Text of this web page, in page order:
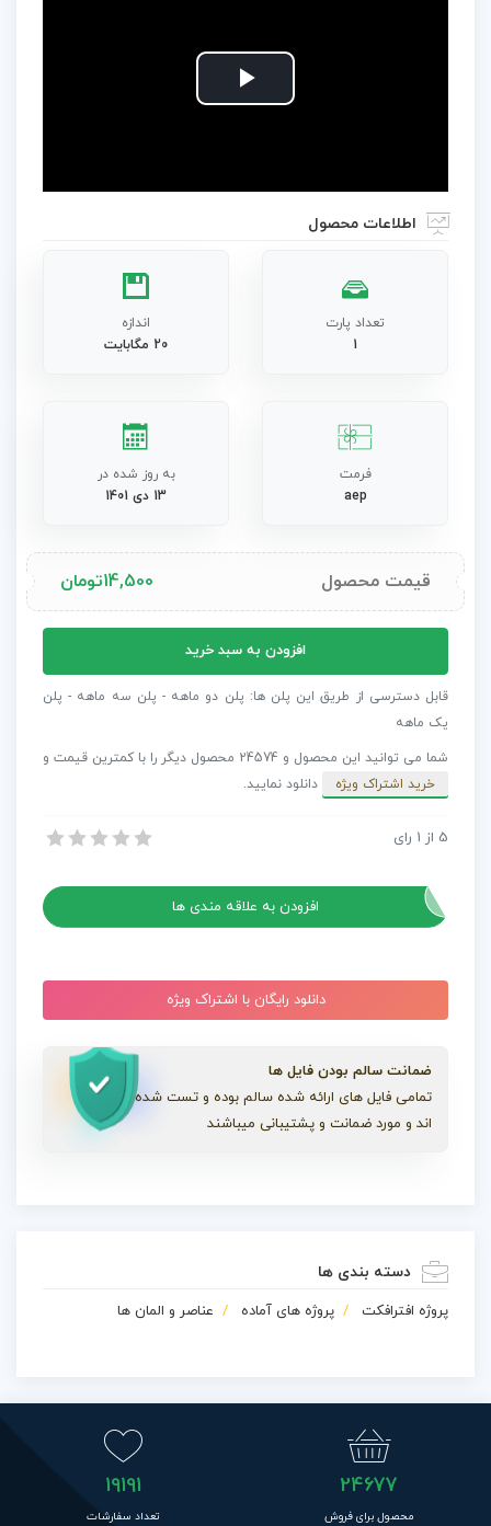
Play
اطلاعات محصول
تعداد پارت
1
اندازه
20 مگابایت
فرمت
aep
به روز شده در
13 دی 1401
قیمت محصول 14,500تومان
ترنزیشن‌های
مایع
افزودن به سبد خرید
قابل دسترسی از طریق این پلن ها: پلن دو ماهه - پلن سه ماهه - پلن
یک ماهه
شما می توانید این محصول و 24574 محصول دیگر را با کمترین قیمت و
خرید اشتراک ویژه
دانلود نمایید.
پروژه افترافکت ترنزیشن‌های مایع
5 از 1 رای
افزودن به علاقه مندی ها
دانلود رایگان با اشتراک ویژه
ضمانت سالم بودن فایل ها
تمامی فایل های ارائه شده سالم بوده و تست شده
اند و مورد ضمانت و پشتیبانی میباشند
دسته بندی ها
پروژه افترافکت پروژه های آماده عناصر و المان ها
24677
محصول برای فروش
19191
تعداد سفارشات